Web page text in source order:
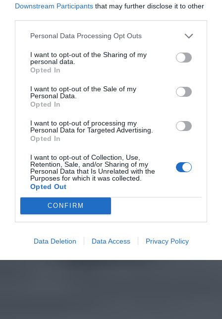
Downstream Participants that may further disclose it to other
Personal Data Processing Opt Outs
I want to opt-out of the Sharing of my
personal data.
Opted In
I want to opt-out of the Sale of my
Personal Data.
Opted In
I want to opt-out of processing my
Personal Data for Targeted Advertising.
Opted In
I want to opt-out of Collection, Use,
Retention, Sale, and/or Sharing of my
Personal Data that Is Unrelated with the
Purposes for which it was collected.
Opted Out
CONFIRM
Data Deletion Data Access Privacy Policy